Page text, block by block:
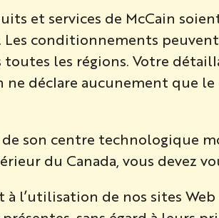
et services de McCain
Les conditionnements
les régions. Votre
déclare aucunement que
son centre technologique
du Canada, vous
l’utilisation de nos sites